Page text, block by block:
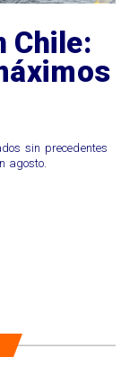
Chile:
sin precedentes
agosto.